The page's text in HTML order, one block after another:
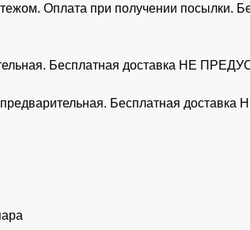
Оплата при получении посылки.
Бесплатная доставка НЕ
предварительная. Бесплатная